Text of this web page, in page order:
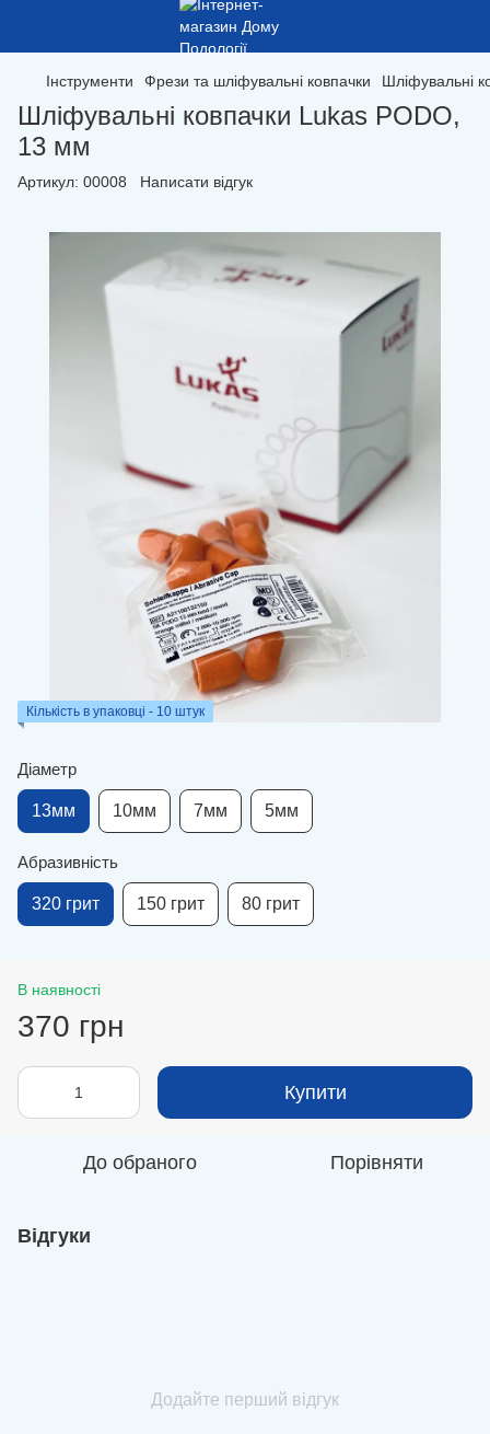
Інструменти Фрези та шліфувальні ковпачки Шліфувальні
Шліфувальні ковпачки Lukas PODO,
13 мм
Артикул: 00008 Написати відгук
Кількість в упаковці - 10 штук
Діаметр
13мм 10мм 7мм 5мм
Абразивність
320 грит 150 грит 80 грит
В наявності
370 грн
Купити
До обраного Порівняти
Відгуки
Додайте перший відгук